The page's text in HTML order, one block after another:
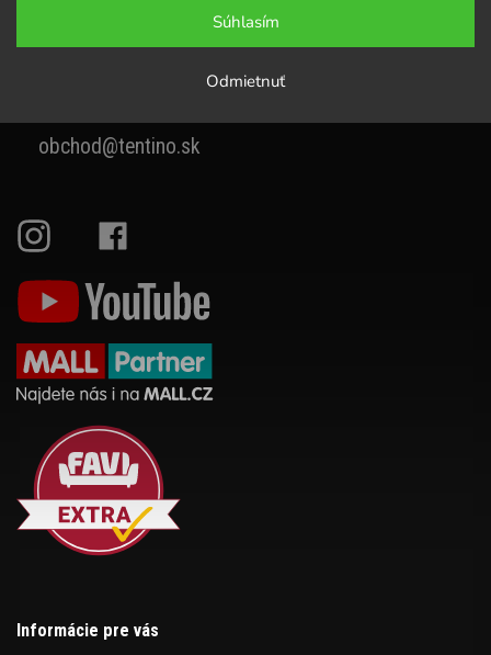
Odmietnuť
Súhlasím
obchod@tentino.sk
Informácie pre vás